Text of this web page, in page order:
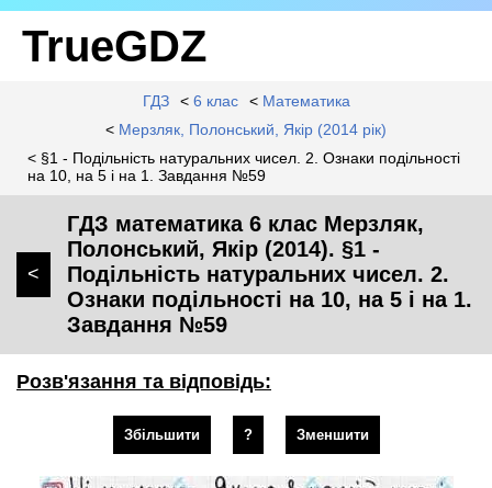
TrueGDZ
ГДЗ < 6 клас < Математика
< Мерзляк, Полонський, Якір (2014 рік)
< §1 - Подільність натуральних чисел. 2. Ознаки подільності
на 10, на 5 і на 1. Завдання №59
<
ГДЗ математика 6 клас Мерзляк,
Полонський, Якір (2014). §1 -
Подільність натуральних чисел. 2.
Ознаки подільності на 10, на 5 і на 1.
Завдання №59
Розв'язання та відповідь:
Збільшити ? Зменшити